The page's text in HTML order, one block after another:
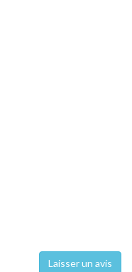
Laisser un avis